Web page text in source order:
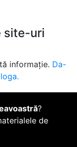
site-uri
informație. Da-
?
de